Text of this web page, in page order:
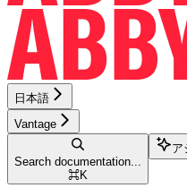
日本語
Vantage
Search documentation...
⌘K
ア